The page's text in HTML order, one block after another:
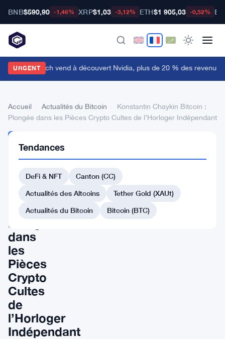
BNB$590,90 -1,46% XRP$1,03 -3,12% ETH$1 905,03 -0,52%
URGENT
Research vend à découvert Nvidia, plus de 20 % des revenus
Accueil Actualités du Bitcoin
Konstantin Chaykin Bitcoin :
Plongée dans les Pièces Crypto Cultes de l’Horloger Indépendant
DU BITCOIN
Chaykin
Bitcoin
Plongée
dans
les
Pièces
Crypto
Cultes
de
l’Horloger
Indépendant
Tendances
DeFi & NFT
Canton (CC)
Actualités des Altcoins
Tether Gold (XAUt)
Actualités du Bitcoin
Bitcoin (BTC)